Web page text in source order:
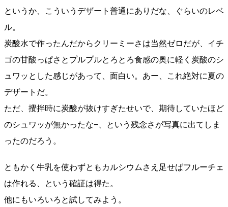
というか、こういうデザート普通にありだな、ぐらいのレベ
ル。
炭酸水で作ったんだからクリーミーさは当然ゼロだが、イチ
ゴの甘酸っぱさとプルプルとろとろ食感の奥に軽く炭酸のシ
ュワッとした感じがあって、面白い。あー、これ絶対に夏の
デザートだ。
ただ、攪拌時に炭酸が抜けすぎたせいで、期待していたほど
のシュワッが無かったな−、という残念さが写真に出てしま
ったのだろう。
ともかく牛乳を使わずともカルシウムさえ足せばフルーチェ
は作れる、という確証は得た。
他にもいろいろと試してみよう。